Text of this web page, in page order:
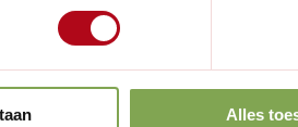
Alles